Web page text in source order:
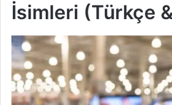
İsimleri (Türkçe